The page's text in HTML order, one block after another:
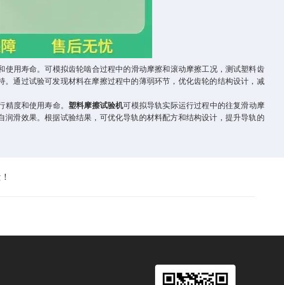
用寿命。可模拟齿轮啮合过程中的滑动摩擦和滚动摩擦工况，测试塑料齿
通过试验可发现材料在摩擦过程中的薄弱环节，优化齿轮的结构设计，减
精度和使用寿命。塑料摩擦试验机可模拟导轨实际运行过程中的往复滑动摩
滑效果。根据试验结果，可优化导轨的材料配方和结构设计，提升导轨的